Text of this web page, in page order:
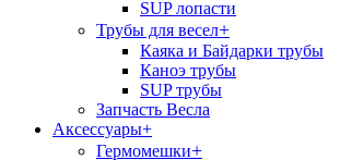
SUP лопасти
Трубы для весел+
Каяка и Байдарки трубы
Каноэ трубы
SUP трубы
Запчасть Весла
Аксессуары+
Гермомешки+